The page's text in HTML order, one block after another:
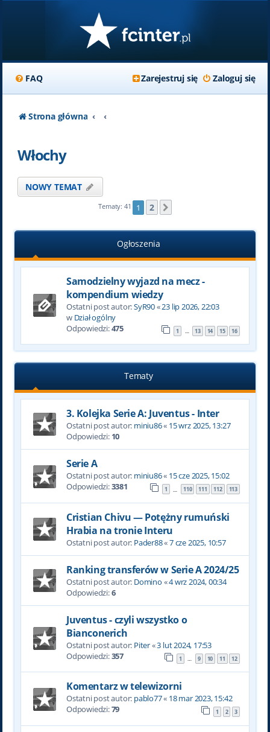
FAQ Zaloguj się
Zarejestruj się
Strona główna
Włochy
NOWY TEMAT
Tematy: 41 1 2
Ogłoszenia
Samodzielny wyjazd na mecz -
kompendium wiedzy
Ostatni post autor:SyR90«23 lip 2026, 22:03
w Dział ogólny
Odpowiedzi:475 1 … 13 14 15 16
Tematy
3. Kolejka Serie A: Juventus - Inter
Ostatni post autor: miniu86« 15 wrz 2025, 13:27
Odpowiedzi: 10
Serie A
Ostatni post autor: miniu86« 15 cze 2025, 15:02
Odpowiedzi:3381 1 … 110 111 112 113
Cristian Chivu — Potężny rumuński
Hrabia na tronie Interu
Ostatni post autor: Pader88«7 cze 2025, 10:57
Ranking transferów w Serie A 2024/25
Ostatni post autor: Domino «4 wrz 2024, 00:34
Odpowiedzi:6
Juventus - czyli wszystko o
Bianconerich
Ostatni post autor: Piter«3 lut 2024, 17:53
Odpowiedzi:357 1 … 9 10 11 12
Komentarz w telewizorni
Ostatni post autor: pablo77« 18 mar 2023, 15:42
Odpowiedzi:79 1 2 3